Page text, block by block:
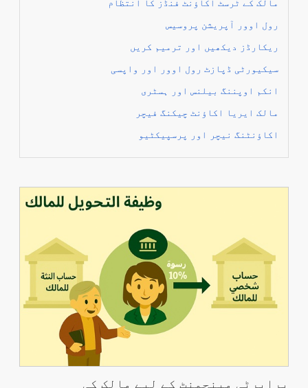
مالک کے ٹرسٹ اکاؤنٹ فنڈز کا انتظام
رول اوور آپریشن پروسیس
ریکارڈز دیکھیں اور ترمیم کریں
سیکیورٹی ڈپازٹ رول اوور اور واپسی
انکم اوپننگ بیلنس اور ہسٹری
مالک ایریا اکاؤنٹ چیکنگ فیچر
اکاؤنٹنگ نیچر اور پرسپیکٹیو
پراپرٹی مینجمنٹ کے لیے مالک کی